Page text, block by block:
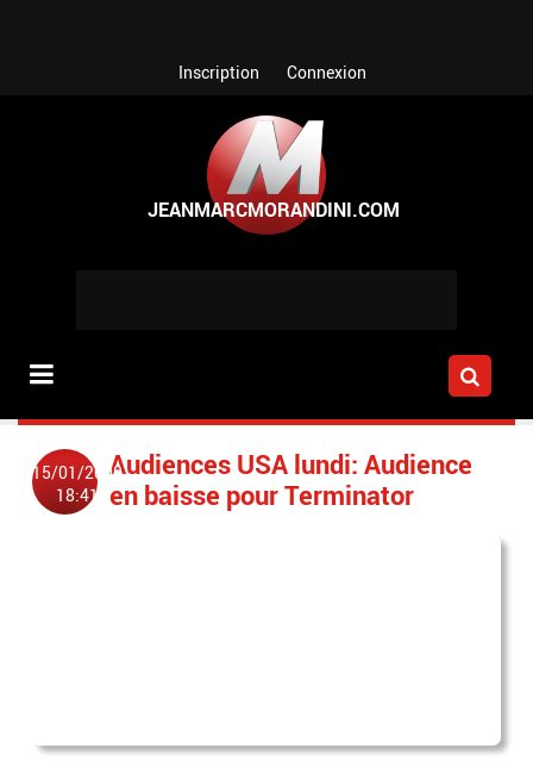
Inscription Connexion
15/01/2008
18:41
Audiences USA lundi: Audience
en baisse pour Terminator